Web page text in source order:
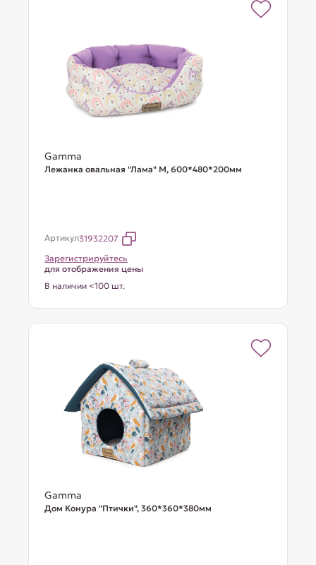
Gamma
Лежанка овальная "Лама" М, 600*480*200мм
Артикул31932207
Зарегистрируйтесь
для отображения цены
В наличии <100 шт.
Gamma
Дом Конура "Птички", 360*360*380мм